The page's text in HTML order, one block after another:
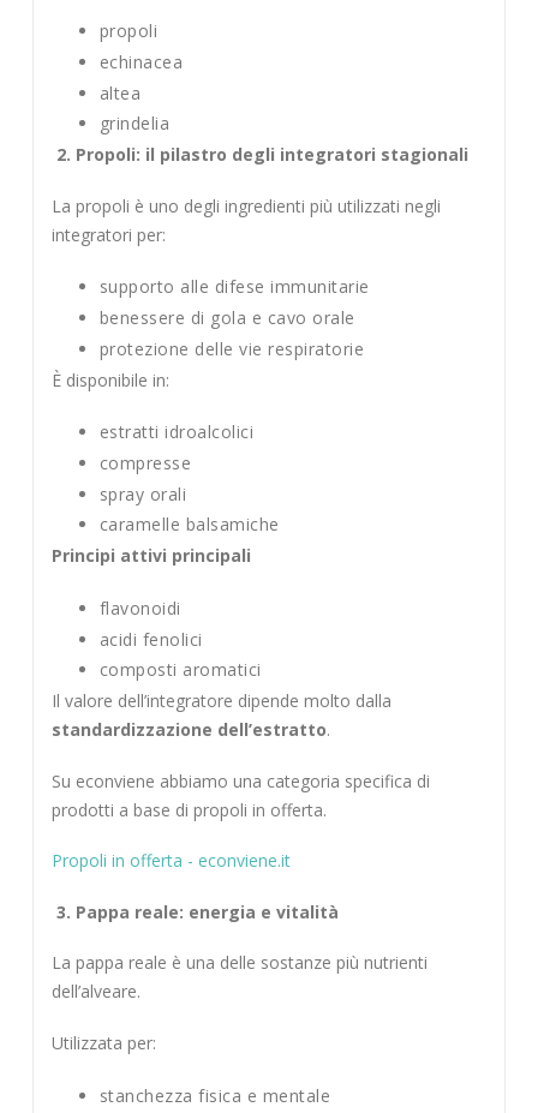
propoli
echinacea
altea
grindelia
2. Propoli: il pilastro degli integratori stagionali
La propoli è uno degli ingredienti più utilizzati negli
integratori per:
supporto alle difese immunitarie
benessere di gola e cavo orale
protezione delle vie respiratorie
È disponibile in:
estratti idroalcolici
compresse
spray orali
caramelle balsamiche
Principi attivi principali
flavonoidi
acidi fenolici
composti aromatici
Il valore dell’integratore dipende molto dalla
standardizzazione dell’estratto.
Su econviene abbiamo una categoria specifica di
prodotti a base di propoli in offerta.
Propoli in offerta - econviene.it
3. Pappa reale: energia e vitalità
La pappa reale è una delle sostanze più nutrienti
dell’alveare.
Utilizzata per:
stanchezza fisica e mentale